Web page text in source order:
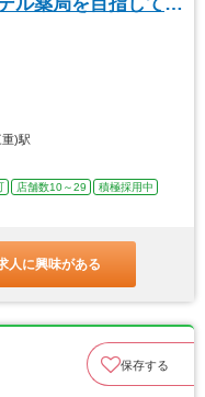
重)駅
店舗数10～29
積極採用中
人に興味がある
保存する